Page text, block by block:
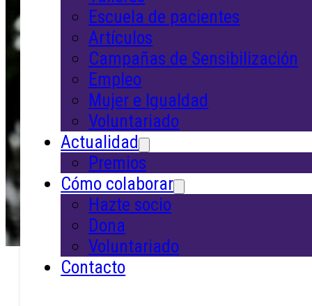
Escuela de pacientes
Artículos
Campañas de Sensibilización
Empleo
Mujer e Igualdad
Voluntariado
Actualidad
Premios
Cómo colaborar
Hazte socio
Dona
Voluntariado
Contacto
Inicio /Actividades